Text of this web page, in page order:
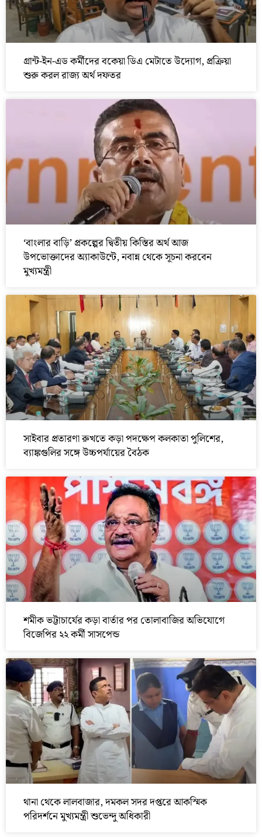
গ্রান্ট-ইন-এড কর্মীদের বকেয়া ডিএ মেটাতে উদ্যোগ, প্রক্রিয়া
শুরু করল রাজ্য অর্থ দফতর
‘বাংলার বাড়ি’ প্রকল্পের দ্বিতীয় কিস্তির অর্থ আজ
উপভোক্তাদের অ্যাকাউন্টে, নবান্ন থেকে সূচনা করবেন
মুখ্যমন্ত্রী
সাইবার প্রতারণা রুখতে কড়া পদক্ষেপ কলকাতা পুলিশের,
ব্যাঙ্কগুলির সঙ্গে উচ্চপর্যায়ের বৈঠক
শমীক ভট্টাচার্যের কড়া বার্তার পর তোলাবাজির অভিযোগে
বিজেপির ২২ কর্মী সাসপেন্ড
থানা থেকে লালবাজার, দমকল সদর দপ্তরে আকস্মিক
পরিদর্শনে মুখ্যমন্ত্রী শুভেন্দু অধিকারী